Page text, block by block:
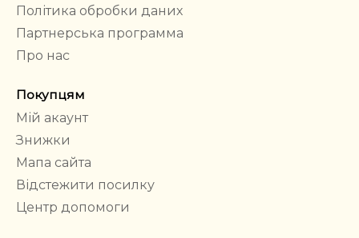
Політика обробки даних
Партнерська программа
Про нас
Покупцям
Мій акаунт
Знижки
Мапа сайта
Відстежити посилку
Центр допомоги